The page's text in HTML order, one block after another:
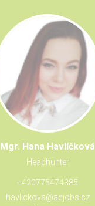
Mgr. Hana Havlíčková
Headhunter
+420775474385
havlickova@acjobs.cz